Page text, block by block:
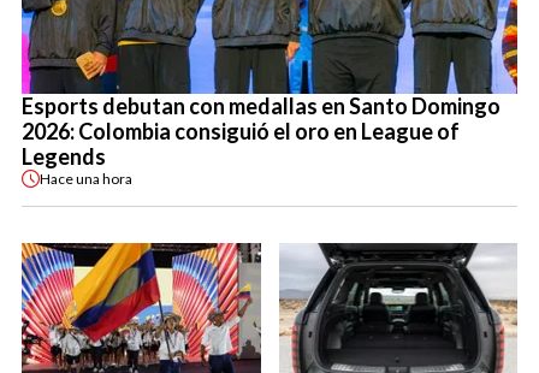
Esports debutan con medallas en Santo Domingo
2026: Colombia consiguió el oro en League of
Legends
Haceuna hora